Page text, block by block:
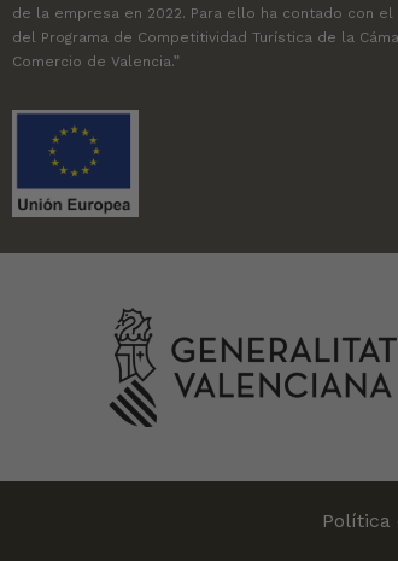
de la empresa en 2022. Para ello ha contado con el
del Programa de Competitividad Turística de la
Comercio de Valencia.”
Política